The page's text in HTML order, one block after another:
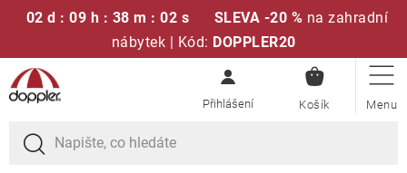
02 d : 09 h : 38 m : 02 s SLEVA -20 % na zahradní
nábytek | Kód: DOPPLER20
Přejít
na
obsah
KOŠÍK
Sedací soupravy
Slunečníky
Doprava zdarma při nákupu nad 2000 Kč